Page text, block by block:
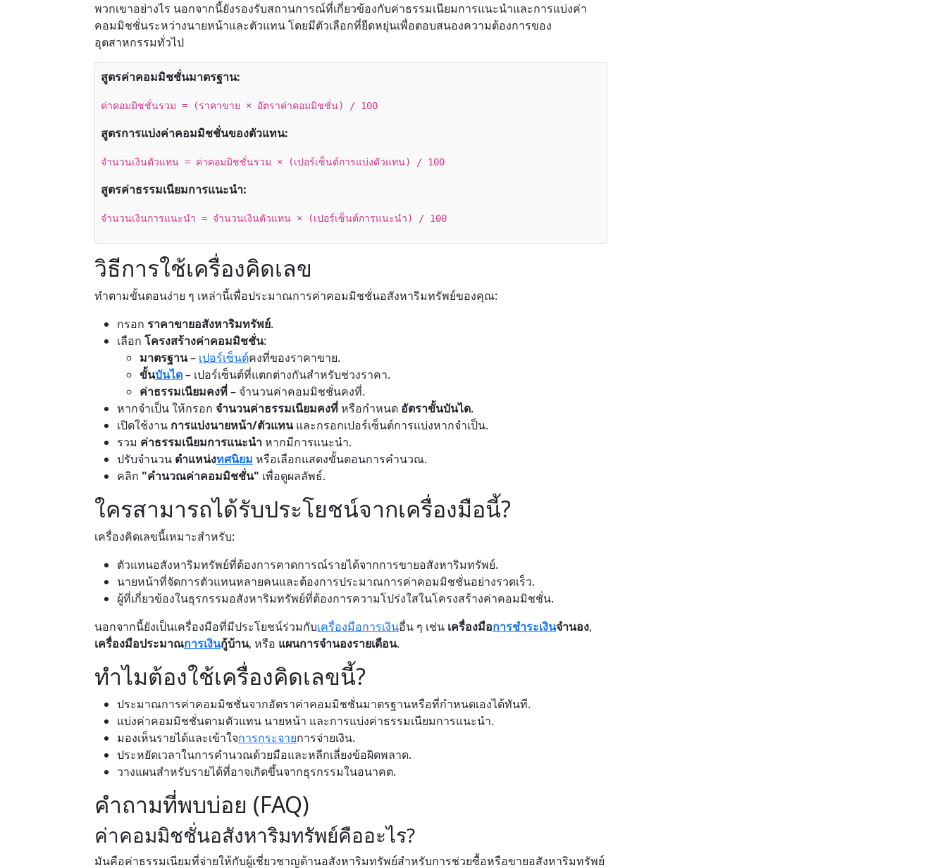
พวกเขาอย่างไร นอกจากนี้ยังรองรับสถานการณ์ที่เกี่ยวข้องกับค่าธรรมเนียมการแนะนำและการแบ่งค่า
คอมมิชชั่นระหว่างนายหน้าและตัวแทน โดยมีตัวเลือกที่ยืดหยุ่นเพื่อตอบสนองความต้องการของ
อุตสาหกรรมทั่วไป
สูตรค่าคอมมิชชั่นมาตรฐาน:
ค่าคอมมิชชั่นรวม = (ราคาขาย × อัตราค่าคอมมิชชั่น) / 100
สูตรการแบ่งค่าคอมมิชชั่นของตัวแทน:
จำนวนเงินตัวแทน = ค่าคอมมิชชั่นรวม × (เปอร์เซ็นต์การแบ่งตัวแทน) / 100
สูตรค่าธรรมเนียมการแนะนำ:
จำนวนเงินการแนะนำ = จำนวนเงินตัวแทน × (เปอร์เซ็นต์การแนะนำ) / 100
วิธีการใช้เครื่องคิดเลข
ทำตามขั้นตอนง่าย ๆ เหล่านี้เพื่อประมาณการค่าคอมมิชชั่นอสังหาริมทรัพย์ของคุณ:
กรอก ราคาขายอสังหาริมทรัพย์.
เลือก โครงสร้างค่าคอมมิชชั่น:
มาตรฐาน– เปอร์เซ็นต์คงที่ของราคาขาย.
ขั้นบันได– เปอร์เซ็นต์ที่แตกต่างกันสำหรับช่วงราคา.
ค่าธรรมเนียมคงที่– จำนวนค่าคอมมิชชั่นคงที่.
หากจำเป็น ให้กรอก จำนวนค่าธรรมเนียมคงที่หรือกำหนด อัตราขั้นบันได.
เปิดใช้งาน การแบ่งนายหน้า/ตัวแทนและกรอกเปอร์เซ็นต์การแบ่งหากจำเป็น.
รวม ค่าธรรมเนียมการแนะนำหากมีการแนะนำ.
ปรับจำนวน ตำแหน่งทศนิยม หรือเลือกแสดงขั้นตอนการคำนวณ.
คลิก "คำนวณค่าคอมมิชชั่น" เพื่อดูผลลัพธ์.
ใครสามารถได้รับประโยชน์จากเครื่องมือนี้?
เครื่องคิดเลขนี้เหมาะสำหรับ:
ตัวแทนอสังหาริมทรัพย์ที่ต้องการคาดการณ์รายได้จากการขายอสังหาริมทรัพย์.
นายหน้าที่จัดการตัวแทนหลายคนและต้องการประมาณการค่าคอมมิชชั่นอย่างรวดเร็ว.
ผู้ที่เกี่ยวข้องในธุรกรรมอสังหาริมทรัพย์ที่ต้องการความโปร่งใสในโครงสร้างค่าคอมมิชชั่น.
นอกจากนี้ยังเป็นเครื่องมือที่มีประโยชน์ร่วมกับเครื่องมือการเงินอื่น ๆ เช่น เครื่องมือการชำระเงินจำนอง,
เครื่องมือประมาณการเงินกู้บ้าน, หรือ แผนการจำนองรายเดือน.
ทำไมต้องใช้เครื่องคิดเลขนี้?
ประมาณการค่าคอมมิชชั่นจากอัตราค่าคอมมิชชั่นมาตรฐานหรือที่กำหนดเองได้ทันที.
แบ่งค่าคอมมิชชั่นตามตัวแทน นายหน้า และการแบ่งค่าธรรมเนียมการแนะนำ.
มองเห็นรายได้และเข้าใจการกระจายการจ่ายเงิน.
ประหยัดเวลาในการคำนวณด้วยมือและหลีกเลี่ยงข้อผิดพลาด.
วางแผนสำหรับรายได้ที่อาจเกิดขึ้นจากธุรกรรมในอนาคต.
คำถามที่พบบ่อย (FAQ)
ค่าคอมมิชชั่นอสังหาริมทรัพย์คืออะไร?
มันคือค่าธรรมเนียมที่จ่ายให้กับผู้เชี่ยวชาญด้านอสังหาริมทรัพย์สำหรับการช่วยซื้อหรือขายอสังหาริมทรัพย์